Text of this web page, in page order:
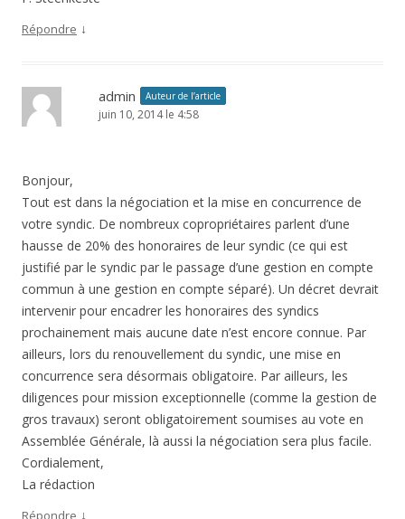
Répondre ↓
admin Auteur de l’article
juin 10, 2014 le 4:58
Bonjour,
Tout est dans la négociation et la mise en concurrence de
votre syndic. De nombreux copropriétaires parlent d’une
hausse de 20% des honoraires de leur syndic (ce qui est
justifié par le syndic par le passage d’une gestion en compte
commun à une gestion en compte séparé). Un décret devrait
intervenir pour encadrer les honoraires des syndics
prochainement mais aucune date n’est encore connue. Par
ailleurs, lors du renouvellement du syndic, une mise en
concurrence sera désormais obligatoire. Par ailleurs, les
diligences pour mission exceptionnelle (comme la gestion de
gros travaux) seront obligatoirement soumises au vote en
Assemblée Générale, là aussi la négociation sera plus facile.
Cordialement,
La rédaction
Répondre ↓